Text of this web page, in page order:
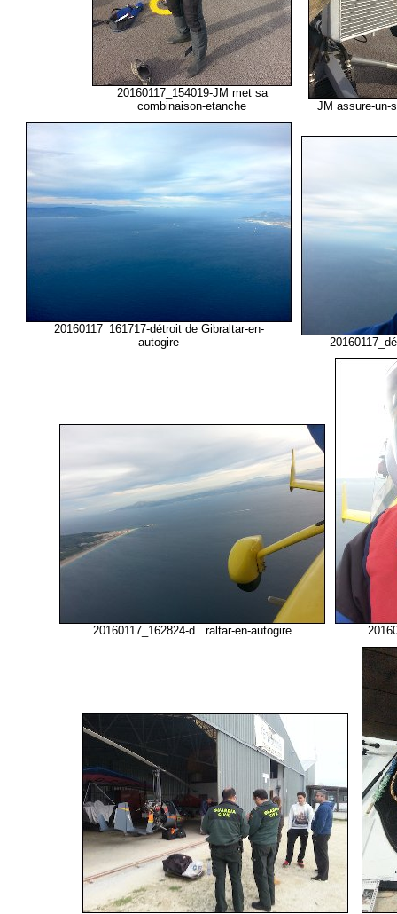
20160117_154019-JM met sa
combinaison-etanche
JM assure-un-
20160117_161717-détroit de Gibraltar-en-
autogire
20160117_162824-d...raltar-en-autogire